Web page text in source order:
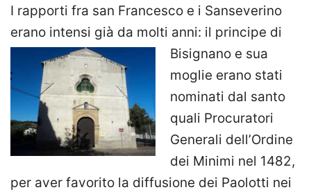
I rapporti fra san Francesco e i Sanseverino
erano intensi già da molti anni: il principe di
Bisignano e sua
moglie erano stati
nominati dal santo
quali Procuratori
Generali dell’Ordine
dei Minimi nel 1482,
per aver favorito la diffusione dei Paolotti nei